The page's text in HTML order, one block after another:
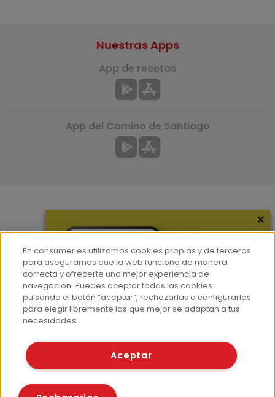
Hemeroteca
Contacto
Prensa
Corpus Lingüístico Consumer
Nuestras Apps
App de recetas
App del Camino de Santiago
© Fundación EROSKI
Políticas de cookies
×
En consumer.es utilizamos cookies propias y de terceros
para asegurarnos que la web funciona de manera
correcta y ofrecerte una mejor experiencia de
navegación. Puedes aceptar todas las cookies
pulsando el botón “aceptar”, rechazarlas o configurarlas
para elegir libremente las que mejor se adaptan a tus
necesidades.
Aceptar